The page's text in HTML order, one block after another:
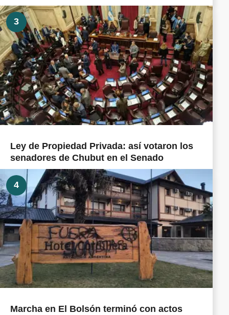
3
Ley de Propiedad Privada: así votaron los
senadores de Chubut en el Senado
4
Marcha en El Bolsón terminó con actos